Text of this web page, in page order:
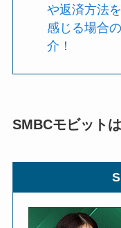
や返済方法
感じる場合
介！
SMBCモビット